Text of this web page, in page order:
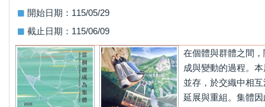
開始日期：115/05/29
截止日期：115/06/09
在個體與群體之間
成與變動的過程。
並存，於交織中相
延展與重組。集體